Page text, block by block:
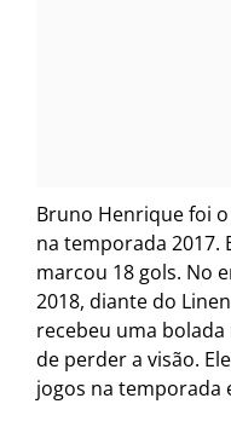
Bruno Henrique foi
na temporada 2017.
marcou 18 gols. No
2018, diante do
recebeu uma
de perder a visão.
jogos na temporada